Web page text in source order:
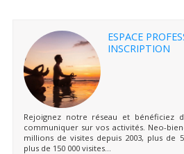
ESPACE
INSCRIPTION
Rejoignez notre réseau et bénéficiez
communiquer sur vos activités. Neo-
millions de visites depuis 2003, plus de
plus de 150 000 visites...